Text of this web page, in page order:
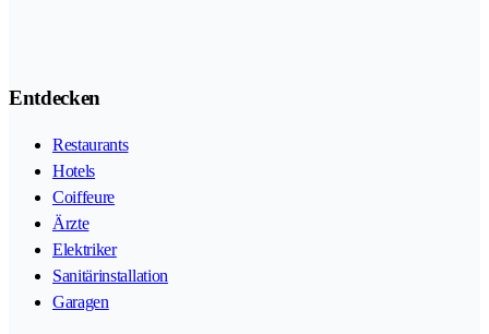
Entdecken
Restaurants
Hotels
Coiffeure
Ärzte
Elektriker
Sanitärinstallation
Garagen